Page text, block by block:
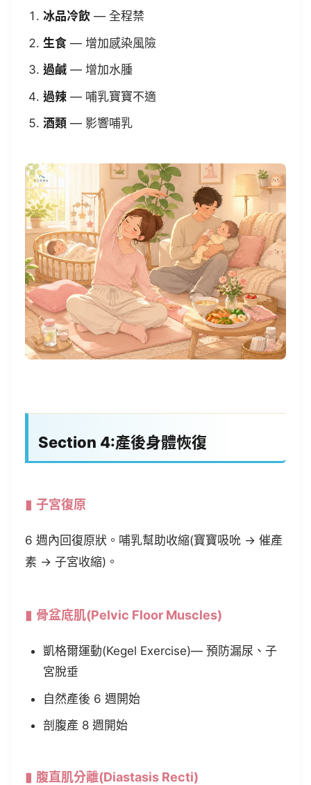
冰品冷飲— 全程禁
生食— 增加感染風險
過鹹— 增加水腫
過辣— 哺乳寶寶不適
酒類— 影響哺乳
Section 4:產後身體恢復
子宮復原
6 週內回復原狀。哺乳幫助收縮(寶寶吸吮 → 催產
素 → 子宮收縮)。
骨盆底肌(Pelvic Floor Muscles)
凱格爾運動(Kegel Exercise)— 預防漏尿、子
宮脫垂
自然產後 6 週開始
剖腹產 8 週開始
腹直肌分離(Diastasis Recti)